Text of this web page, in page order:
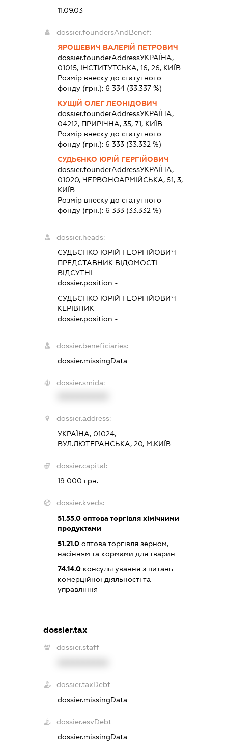
11.09.03
dossier.foundersAndBenef:
ЯРОШЕВИЧ ВАЛЕРІЙ ПЕТРОВИЧ
dossier.founderAddressУКРАЇНА,
01015, ІНСТИТУТСЬКА, 16, 26, КИЇВ
Розмір внеску до статутного
фонду (грн.): 6 334 (33.337 %)
КУЩІЙ ОЛЕГ ЛЕОНІДОВИЧ
dossier.founderAddressУКРАЇНА,
04212, ПРИРІЧНА, 35, 71, КИЇВ
Розмір внеску до статутного
фонду (грн.): 6 333 (33.332 %)
СУДЬЄНКО ЮРІЙ ГЕРГІЙОВИЧ
dossier.founderAddressУКРАЇНА,
01020, ЧЕРВОНОАРМІЙСЬКА, 51, 3,
КИЇВ
Розмір внеску до статутного
фонду (грн.): 6 333 (33.332 %)
dossier.heads:
СУДЬЄНКО ЮРІЙ ГЕОРГІЙОВИЧ -
ПРЕДСТАВНИК ВІДОМОСТІ
ВІДСУТНІ
dossier.position -
СУДЬЄНКО ЮРІЙ ГЕОРГІЙОВИЧ -
КЕРІВНИК
dossier.position -
dossier.beneficiaries:
dossier.missingData
dossier.smida:
dossier.address:
УКРАЇНА, 01024,
ВУЛ.ЛЮТЕРАНСЬКА, 20, М.КИЇВ
dossier.capital:
19 000 грн.
dossier.kveds:
51.55.0 оптова торгівля хімічними
продуктами
51.21.0 оптова торгівля зерном,
насінням та кормами для тварин
74.14.0 консультування з питань
комерційної діяльності та
управління
dossier.tax
dossier.staff
dossier.taxDebt
dossier.missingData
dossier.esvDebt
dossier.missingData